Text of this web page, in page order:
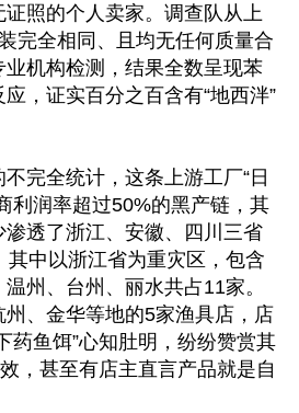
照的个人卖家。调查队从上
完全相同、且均无任何质量合
机构检测，结果全数呈现苯
，证实百分之百含有“地西泮”
完全统计，这条上游工厂“日
利润率超过50%的黑产链，其
透了浙江、安徽、四川三省
其中以浙江省为重灾区，包含
州、台州、丽水共占11家。
、金华等地的5家渔具店，店
药鱼饵”心知肚明，纷纷赞赏其
，甚至有店主直言产品就是自